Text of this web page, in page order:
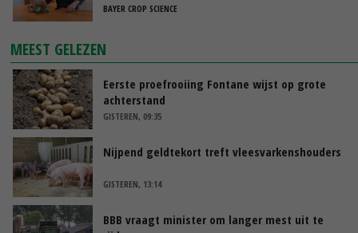
BAYER CROP SCIENCE
MEEST GELEZEN
Eerste proefrooiing Fontane wijst op grote
achterstand
GISTEREN, 09:35
Nijpend geldtekort treft vleesvarkenshouders
GISTEREN, 13:14
BBB vraagt minister om langer mest uit te